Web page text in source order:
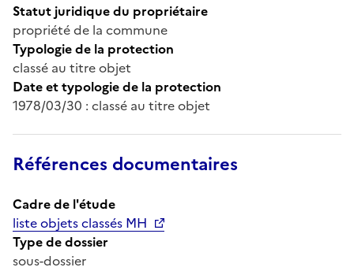
Statut juridique du propriétaire
propriété de la commune
Typologie de la protection
classé au titre objet
Date et typologie de la protection
1978/03/30 : classé au titre objet
Références documentaires
Cadre de l'étude
liste objets classés MH
Type de dossier
sous-dossier